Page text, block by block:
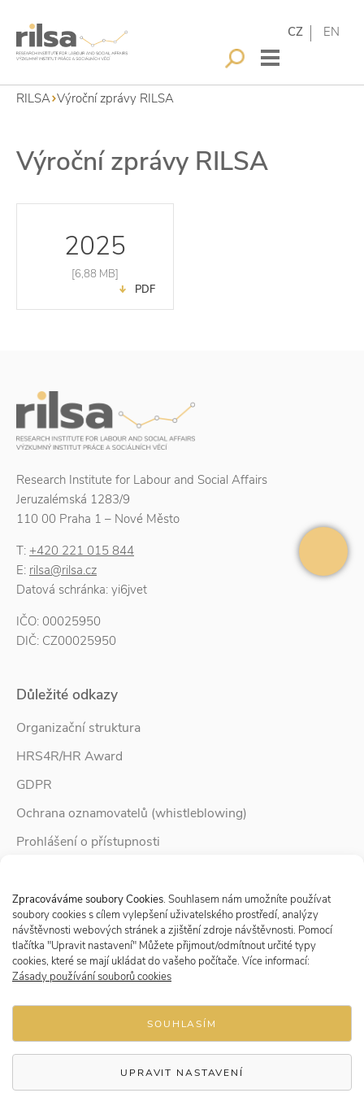
Zpracováváme soubory Cookies. Souhlasem nám umožníte používat
soubory cookies s cílem vylepšení uživatelského prostředí, analýzy
návštěvnosti webových stránek a zjištění zdroje návštěvnosti. Pomocí
tlačítka "Upravit nastavení" Můžete přijmout/odmítnout určité typy
cookies, které se mají ukládat do vašeho počítače. Více informací:
Zásady používání souborů cookies
SOUHLASÍM
UPRAVIT NASTAVENÍ
CZ EN
RILSA Výroční zprávy RILSA
Výroční zprávy RILSA
2025
[6,88 MB]
PDF
Research Institute for Labour and Social Affairs
Jeruzalémská 1283/9
110 00 Praha 1 – Nové Město
T: +420 221 015 844
E: rilsa@rilsa.cz
Datová schránka: yi6jvet
IČO: 00025950
DIČ: CZ00025950
Důležité odkazy
Organizační struktura
HRS4R/HR Award
GDPR
Ochrana oznamovatelů (whistleblowing)
Prohlášení o přístupnosti
Zpravodaj Rodina
Sledujte nás
© 2026 Research Institute for Labour and Social Affairs